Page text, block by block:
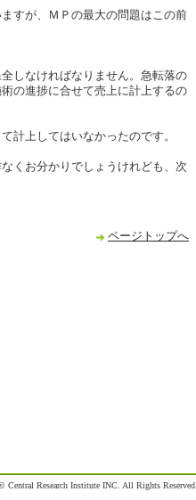
すが、ＭＰの最大の問題はこの前
しなければなりません。急転落の
の進捗に合せて売上に計上するの
計上してはいなかったのです。
くお分かりでしょうけれども、次
ページトップへ
Central Research Institute INC. All Rights Reserved.